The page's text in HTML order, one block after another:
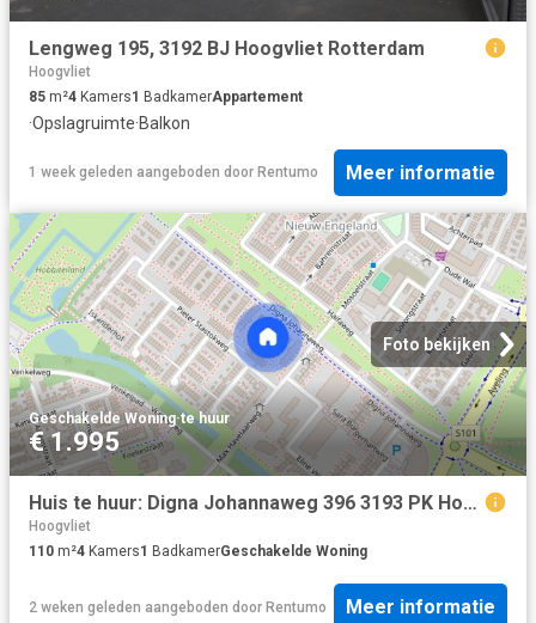
Lengweg 195, 3192 BJ Hoogvliet Rotterdam
Hoogvliet
85 m²4 Kamers1 BadkamerAppartement
·Opslagruimte·Balkon
1 week geleden aangeboden door Rentumo Meer informatie
Foto bekijken
Geschakelde Woning·te huur
€ 1.995
Huis te huur: Digna Johannaweg 396 3193 PK Hoogvliet Rotterdam
Hoogvliet
110 m²4 Kamers1 BadkamerGeschakelde Woning
2 weken geleden aangeboden door Rentumo Meer informatie